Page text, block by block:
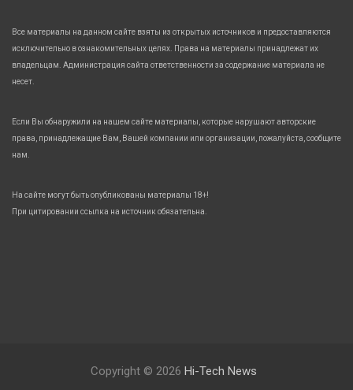
Все материалы на данном сайте взяты из открытых источников и предоставляются
исключительно в ознакомительных целях. Права на материалы принадлежат их
владельцам. Администрация сайта ответственности за содержание материала не
несет.
Если Вы обнаружили на нашем сайте материалы, которые нарушают авторские
права, принадлежащие Вам, Вашей компании или организации, пожалуйста, сообщите
нам.
На сайте могут быть опубликованы материалы 18+!
При цитировании ссылка на источник обязательна.
Copyright © 2026 Hi-Tech News